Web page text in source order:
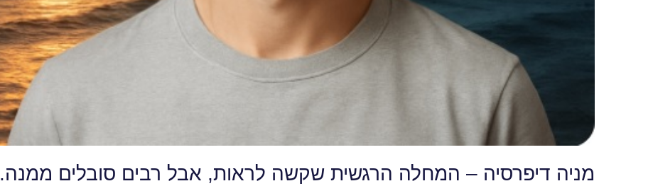
מניה דיפרסיה – המחלה הרגשית שקשה לראות, אבל רבים סובלים ממנה.